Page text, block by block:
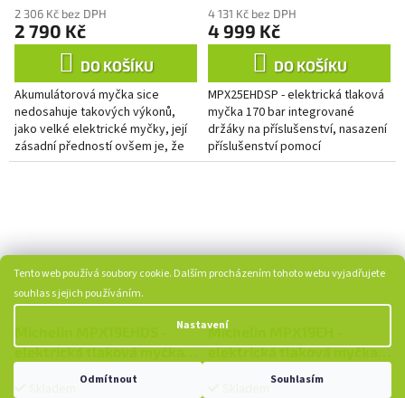
Tento web používá soubory cookie. Dalším procházením tohoto webu vyjadřujete
souhlas s jejich používáním.
Nastavení
Odmítnout Souhlasím
2 306 Kč bez DPH
2 790 Kč
DO KOŠÍKU
Akumulátorová myčka sice
nedosahuje takových výkonů,
jako velké elektrické myčky, její
zásadní předností ovšem je, že
může pracovat i v místech, kde
4 131 Kč bez DPH
4 999 Kč
DO KOŠÍKU
MPX25EHDSP - elektrická tlaková
myčka 170 bar integrované
držáky na příslušenství, nasazení
příslušenství pomocí
rychlospojek, 5 m dlouhý
elektrická tlaková myčka
Michelin MPX19EH -
elektrická tlaková myčka